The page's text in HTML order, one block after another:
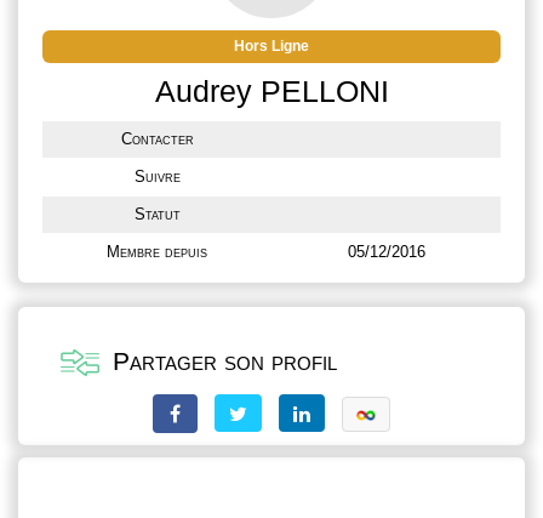
Hors Ligne
Audrey PELLONI
Contacter
Suivre
Statut
Membre depuis 05/12/2016
Partager son profil